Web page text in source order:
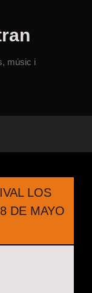
músic i
LOS
DE MAYO